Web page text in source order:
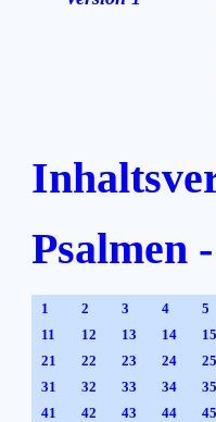
Psalmen
1 2 3 4 5
11
12 13 14 15
21
22 23 24 25
31
32 33 34 35
41
42 43 44 45